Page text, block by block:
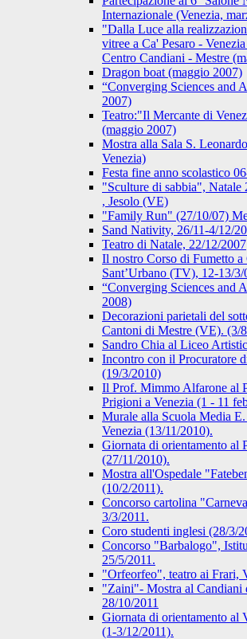
Internazionale (Venezia,
"Dalla Luce alla
vitree a Ca' Pesaro -
Centro Candiani - Mestre
Dragon boat (maggio 2007)
“Converging Sciences and
2007)
Teatro:"Il Mercante di
(maggio 2007)
Mostra alla Sala S.
Venezia)
Festa fine anno scolastico
"Sculture di sabbia", Natale
, Jesolo (VE)
"Family Run" (27/10/07)
Sand Nativity, 26/11-4/12/
Teatro di Natale, 22/12/2007
Il nostro Corso di Fumetto a
Sant’Urbano (TV), 12-13/3/
“Converging Sciences and
2008)
Decorazioni parietali del
Cantoni di Mestre (VE). (3/
Sandro Chia al Liceo
Incontro con il Procuratore
(19/3/2010)
Il Prof. Mimmo Alfarone al
Prigioni a Venezia (1 - 11
Murale alla Scuola Media
Venezia (13/11/2010).
Giornata di orientamento al
(27/11/2010).
Mostra all'Ospedale
(10/2/2011).
Concorso cartolina
3/3/2011.
Coro studenti inglesi (28/3/
Concorso "Barbalogo",
25/5/2011.
"Orfeorfeo", teatro ai Frari,
"Zaini"- Mostra al Candiani
28/10/2011
Giornata di orientamento al
(1-3/12/2011).